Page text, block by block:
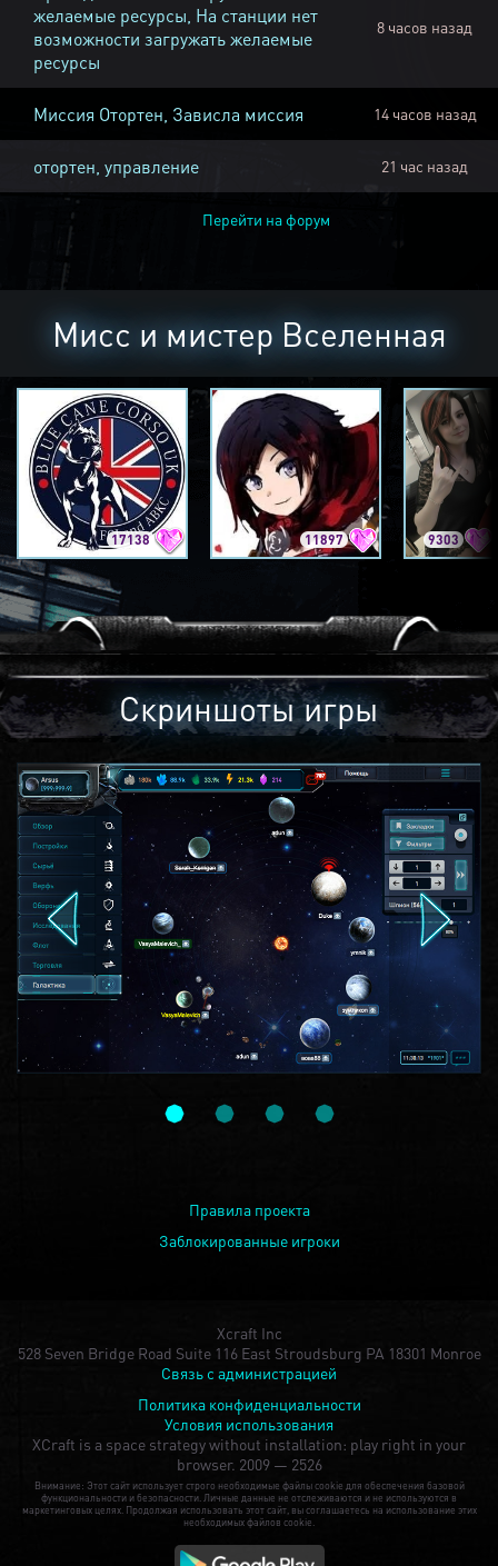
желаемые ресурсы, На станции нет
возможности загружать желаемые
ресурсы
8 часов назад
Миссия Отортен, Зависла миссия 14 часов назад
отортен, управление 21 час назад
Перейти на форум
Мисс и мистер Вселенная
17138 11897 9303
Скриншоты игры
Правила проекта
Заблокированные игроки
Xcraft Inc
528 Seven Bridge Road Suite 116 East Stroudsburg PA 18301 Monroe
Связь с администрацией
Политика конфиденциальности
Условия использования
XCraft is a space strategy without installation: play right in your
browser. 2009 — 2526
Внимание: Этот сайт использует строго необходимые файлы cookie для обеспечения базовой
функциональности и безопасности. Личные данные не отслеживаются и не используются в
маркетинговых целях. Продолжая использовать этот сайт, вы соглашаетесь на использование этих
необходимых файлов cookie.